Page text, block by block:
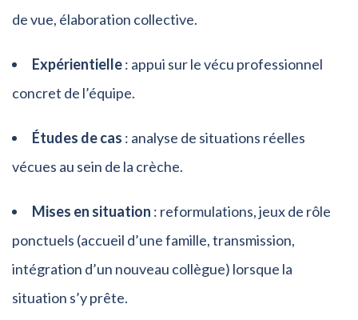
de vue, élaboration collective.
Expérientielle: appui sur le vécu professionnel
concret de l’équipe.
Études de cas : analyse de situations réelles
vécues au sein de la crèche.
Mises en situation : reformulations, jeux de rôle
ponctuels (accueil d’une famille, transmission,
intégration d’un nouveau collègue) lorsque la
situation s’y prête.